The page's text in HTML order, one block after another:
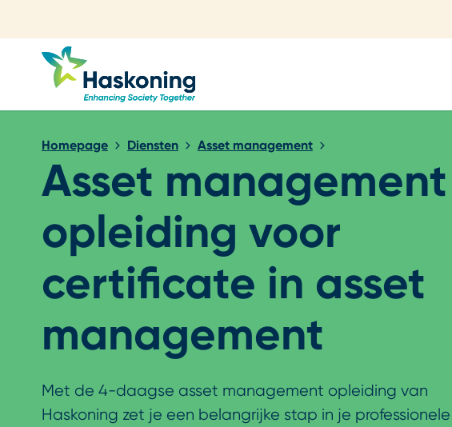
Homepage Diensten Asset management
Asset management
opleiding voor
certificate in asset
management
Met de 4-daagse asset management opleiding van
Haskoning zet je een belangrijke stap in je professionele